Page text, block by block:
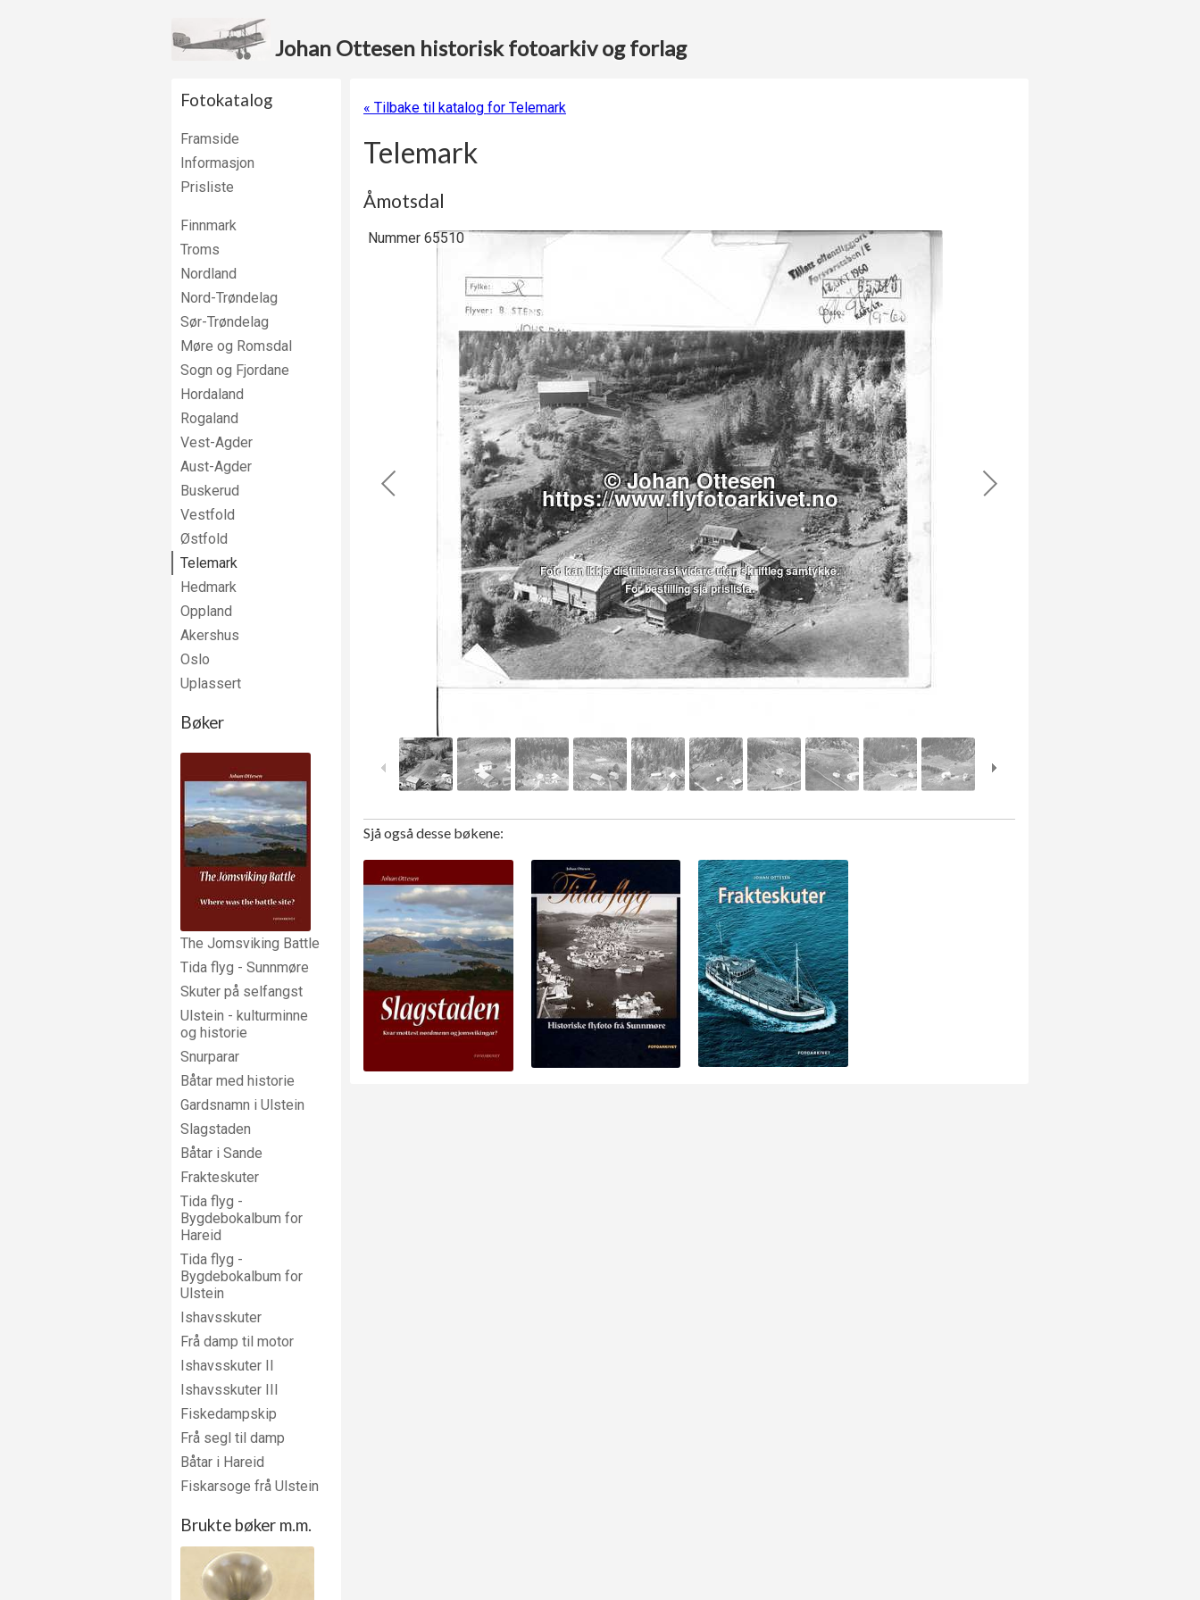
Johan Ottesen historisk fotoarkiv og forlag
Fotokatalog
Framside
Informasjon
Prisliste
Finnmark
Troms
Nordland
Nord-Trøndelag
Sør-Trøndelag
Møre og Romsdal
Sogn og Fjordane
Hordaland
Rogaland
Vest-Agder
Aust-Agder
Buskerud
Vestfold
Østfold
Telemark
Hedmark
Oppland
Akershus
Oslo
Uplassert
Bøker
The Jomsviking Battle
Tida flyg - Sunnmøre
Skuter på selfangst
Ulstein - kulturminne
og historie
Snurparar
Båtar med historie
Gardsnamn i Ulstein
Slagstaden
Båtar i Sande
Frakteskuter
Tida flyg -
Bygdebokalbum for
Hareid
Tida flyg -
Bygdebokalbum for
Ulstein
Ishavsskuter
Frå damp til motor
Ishavsskuter II
Ishavsskuter III
Fiskedampskip
Frå segl til damp
Båtar i Hareid
Fiskarsoge frå Ulstein
Brukte bøker m.m.
« Tilbake til katalog for Telemark
Telemark
Åmotsdal
Nummer 65510
Sjå også desse bøkene: